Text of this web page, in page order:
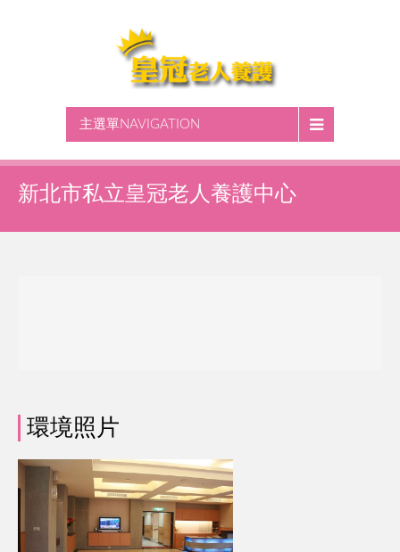
主選單NAVIGATION
新北市私立皇冠老人養護中心
環境照片